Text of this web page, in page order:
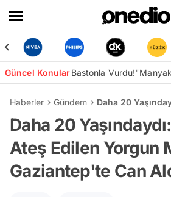
Güncel KonularBastonla Vurdu!"Manyak
Haberler Gündem Daha 20
Daha 20
Ateş Edilen Yorgun
Gaziantep'te Can